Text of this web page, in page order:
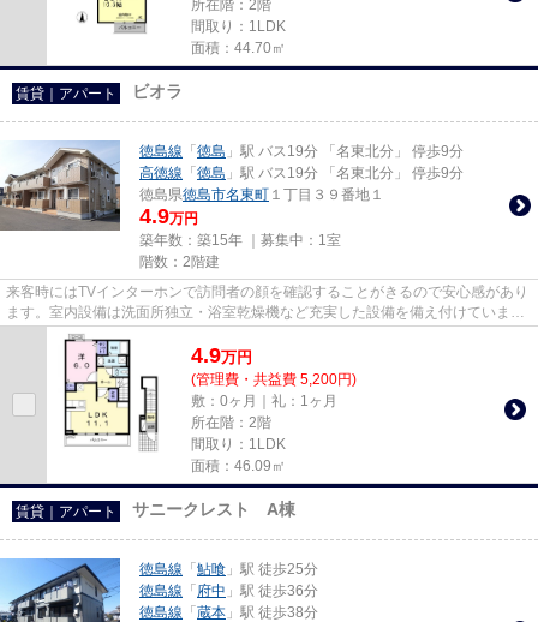
所在階：2階
間取り：1LDK
面積：44.70㎡
賃貸｜アパート ビオラ
徳島線 「 徳島 」駅 バス19分 「名東北分」 停歩9分
高徳線 「 徳島 」駅 バス19分 「名東北分」 停歩9分
徳島県徳島市名東町 １丁目３９番地１
4.9万円
築年数：築15年 ｜募集中： 1室
階数：2階建
来客時にはTVインターホンで訪問者の顔を確認することがきるので安心感があり
ます。室内設備は洗面所独立・浴室乾燥機など充実した設備を備え付けていま
す。追焚機能付きですので、前...
4.9万円
(管理費・共益費 5,200円)
敷：0ヶ月｜礼：1ヶ月
所在階：2階
間取り：1LDK
面積：46.09㎡
賃貸｜アパート サニークレスト A棟
徳島線 「 鮎喰 」駅 徒歩25分
徳島線 「 府中 」駅 徒歩36分
徳島線 「 蔵本 」駅 徒歩38分